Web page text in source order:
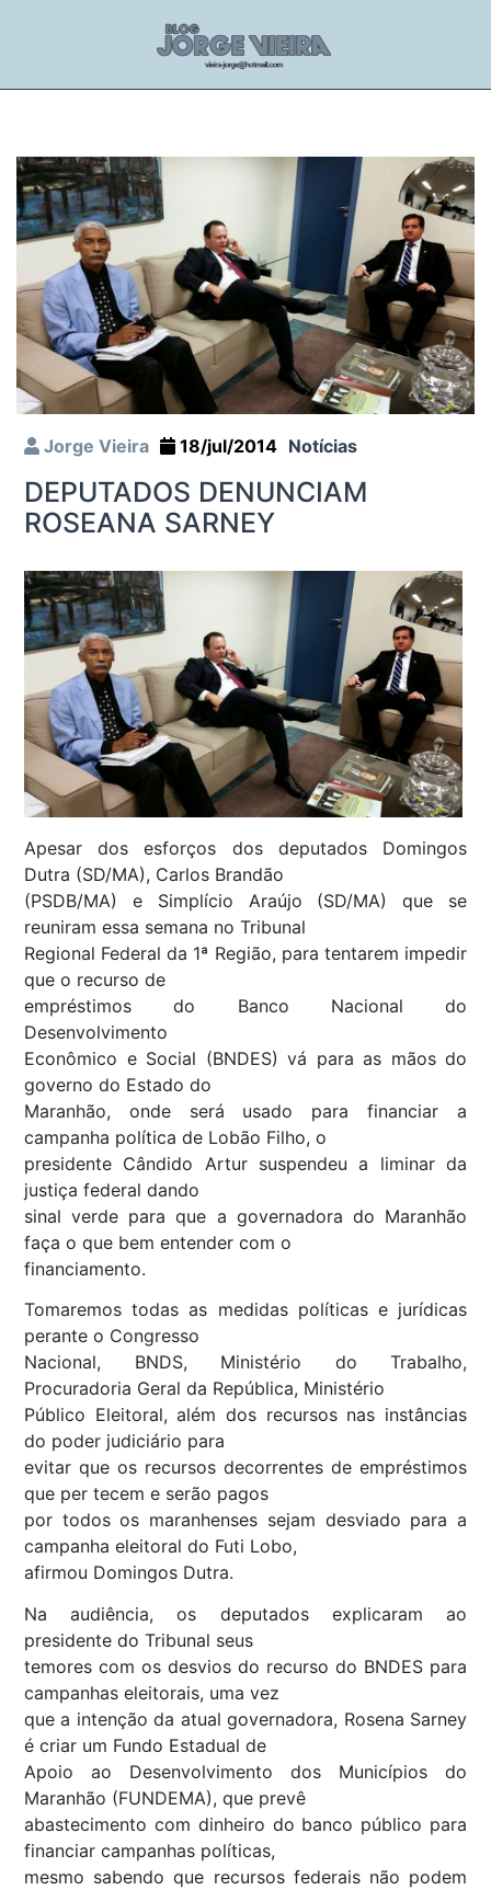
Jorge Vieira 18/jul/2014 Notícias
DEPUTADOS DENUNCIAM
ROSEANA SARNEY
Apesar dos esforços dos deputados Domingos
Dutra (SD/MA), Carlos Brandão
(PSDB/MA) e Simplício Araújo (SD/MA) que se
reuniram essa semana no Tribunal
Regional Federal da 1ª Região, para tentarem impedir
que o recurso de
empréstimos do Banco Nacional do
Desenvolvimento
Econômico e Social (BNDES) vá para as mãos do
governo do Estado do
Maranhão, onde será usado para financiar a
campanha política de Lobão Filho, o
presidente Cândido Artur suspendeu a liminar da
justiça federal dando
sinal verde para que a governadora do Maranhão
faça o que bem entender com o
financiamento.
Tomaremos todas as medidas políticas e jurídicas
perante o Congresso
Nacional, BNDS, Ministério do Trabalho,
Procuradoria Geral da República, Ministério
Público Eleitoral, além dos recursos nas instâncias
do poder judiciário para
evitar que os recursos decorrentes de empréstimos
que per tecem e serão pagos
por todos os maranhenses sejam desviado para a
campanha eleitoral do Futi Lobo,
afirmou Domingos Dutra.
Na audiência, os deputados explicaram ao
presidente do Tribunal seus
temores com os desvios do recurso do BNDES para
campanhas eleitorais, uma vez
que a intenção da atual governadora, Rosena Sarney
é criar um Fundo Estadual de
Apoio ao Desenvolvimento dos Municípios do
Maranhão (FUNDEMA), que prevê
abastecimento com dinheiro do banco público para
financiar campanhas políticas,
mesmo sabendo que recursos federais não podem